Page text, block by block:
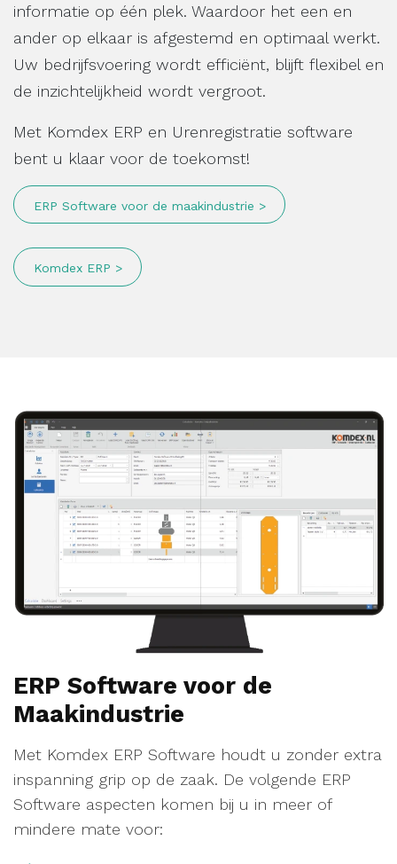
informatie op één plek. Waardoor het een en
ander op elkaar is afgestemd en optimaal werkt.
Uw bedrijfsvoering wordt efficiënt, blijft flexibel en
de inzichtelijkheid wordt vergroot.
Met Komdex ERP en Urenregistratie software
bent u klaar voor de toekomst!
ERP Software voor de maakindustrie >
Komdex ERP >
ERP Software voor de
Maakindustrie
Met Komdex ERP Software houdt u zonder extra
inspanning grip op de zaak. De volgende ERP
Software aspecten komen bij u in meer of
mindere mate voor: